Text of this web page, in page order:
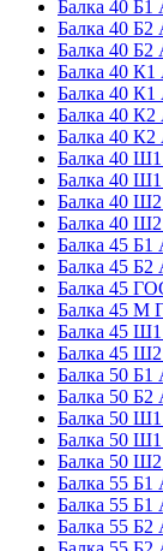
Балка 40
Балка 40
Балка 40
Балка 40
Балка 40
Балка 40
Балка 40
Балка 40
Балка 40
Балка 40
Балка 40
Балка 45
Балка 45
Балка 45
Балка 45 М
Балка 45
Балка 45
Балка 50
Балка 50
Балка 50
Балка 50
Балка 50
Балка 55
Балка 55
Балка 55